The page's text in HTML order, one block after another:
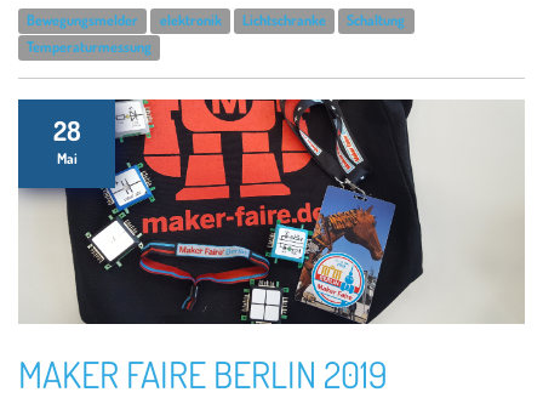
Bewegungsmelder elektronik Lichtschranke
Schaltung
Temperaturmessung
28
Mai
MAKER FAIRE BERLIN 2019